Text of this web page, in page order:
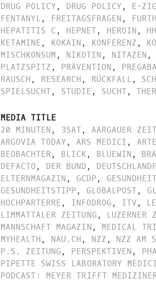
DRUG POLICY, DRUG POLICY, E-
FENTANYL, FREITAGSFRAGEN,
HEPATITIS C, HEPNET, HEROIN,
KETAMINE, KOKAIN, KONFERENZ,
MISCHKONSUM, NIKOTIN, NITAZEN,
PLATZSPITZ, PRÄVENTION,
RAUSCH, RESEARCH, RÜCKFALL,
SPIELSUCHT, STUDIE, SUCHT,
MEDIA TITLE
20 MINUTEN, 3SAT, AARGAUER
ARGOVIA TODAY, ARS MEDICI , ARTE
BEOBACHTER, BLICK, BLUEWIN,
DEFACTO, DER BUND,
ELTERNMAGAZIN, GCDP,
GESUNDHEITSTIPP, GLOBALPOST,
HOCHPARTERRE, INFODROG, ITV,
LIMMATTALER ZEITUNG, LUZERNER
MANNSCHAFT MAGAZIN, MEDICAL
MYHEALTH, NAU.CH, NZZ, NZZ AM
P.S. ZEITUNG, PERSPEKTIVEN,
PIPETTE SWISS LABORATORY
PODCAST: MEYER TRIFFT